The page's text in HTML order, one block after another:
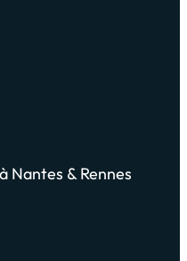
Nantes & Rennes